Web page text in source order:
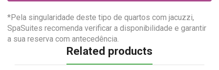
*Pela singularidade deste tipo de quartos com jacuzzi,
SpaSuites recomenda verificar a disponibilidade e garantir
a sua reserva com antecedência.
Related products